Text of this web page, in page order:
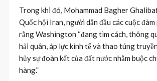
Trong khi đó, Mohammad Bagher
Quốc hội Iran, người dẫn đầu các cuộc đàm
rằng Washington “đang tìm cách, thông
hải quân, áp lực kinh tế và thao túng
hủy sự đoàn kết của đất nước nhằm buộc
hàng.”